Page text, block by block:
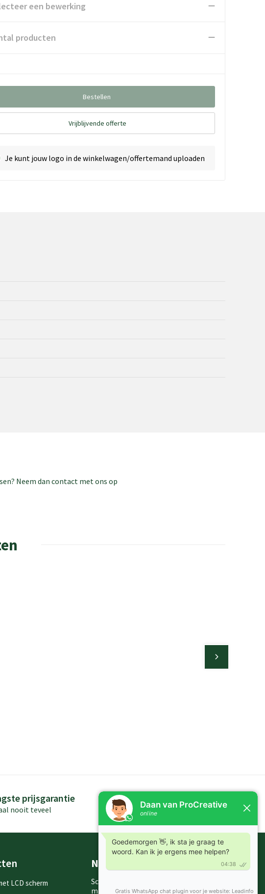
een bewerking
producten
Bestellen
Vrijblijvende offerte
Je kunt jouw logo in de winkelwagen/offertemand uploaden
Neem dan contact met ons op
prijsgarantie
nooit teveel Kennis in producten
LCD scherm
Nieuwsbrieven
Schrijf je in voor onze nieuwsbrief en
mis nooit meer één van onze leuke